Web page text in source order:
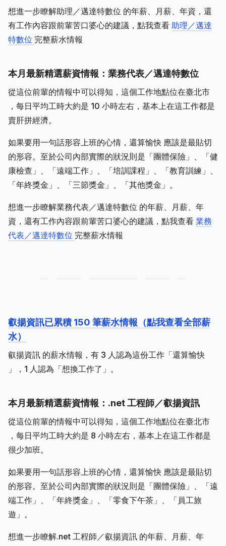
想進一步瞭解助理／邁達特數位 的年薪、月薪、年資，還
有工作內容跟前輩苦口婆心的建議，點我查看 助理／邁達
特數位 完整薪水情報
本月最新精選薪資情報：業務代表／邁達特數位
從這位前輩的情報中可以得知，這個工作地點位在臺北市
，每日平均工時大約是 10 小時左右，基本上在這工作都是
賣肝拼經濟。
如果要用一句話形容上班的心情，還算愉快 應該是最貼切
的形容。至於公司內部實際的狀況則是「團體保險」、「健
康檢查」、「遠端工作」、「培訓課程」、「教育訓練」、
「年終獎金」、「三節獎金」、「其他獎金」。
想進一步瞭解業務代表／邁達特數位 的年薪、月薪、年
資，還有工作內容跟前輩苦口婆心的建議，點我查看 業務
代表／邁達特數位 完整薪水情報
叡揚資訊已累積 150 筆薪水情報（點我查看全部薪
水）
叡揚資訊 的薪水情報，有 3 人認為這份工作「還算愉快
」，1 人認為「想換工作了」。
本月最新精選薪資情報：.net 工程師／叡揚資訊
從這位前輩的情報中可以得知，這個工作地點位在臺北市
，每日平均工時大約是 8 小時左右，基本上在這工作都是
很少加班。
如果要用一句話形容上班的心情，還算愉快 應該是最貼切
的形容。至於公司內部實際的狀況則是「團體保險」、「遠
端工作」、「年終獎金」、「零食下午茶」、「員工旅
遊」。
想進一步瞭解.net 工程師／叡揚資訊 的年薪、月薪、年